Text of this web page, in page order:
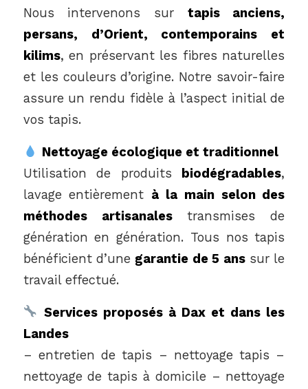
Nous intervenons sur tapis anciens,
persans, d’Orient, contemporains et
kilims, en préservant les fibres naturelles
et les couleurs d’origine. Notre savoir-faire
assure un rendu fidèle à l’aspect initial de
vos tapis.
Nettoyage écologique et traditionnel
Utilisation de produits
biodégradables,
lavage entièrement à la main selon des
méthodes artisanalestransmises de
génération en génération. Tous nos tapis
bénéficient d’une garantie de 5 anssur le
travail effectué.
Services proposés à Dax et dans les
Landes
– entretien de tapis – nettoyage tapis –
nettoyage de tapis à domicile – nettoyage